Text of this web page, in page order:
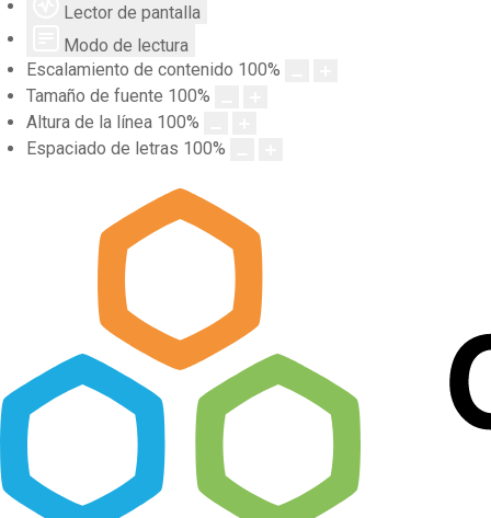
Lector de pantalla
Modo de lectura
Escalamiento de contenido 100%
Tamaño de fuente 100%
Altura de la línea 100%
Espaciado de letras 100%